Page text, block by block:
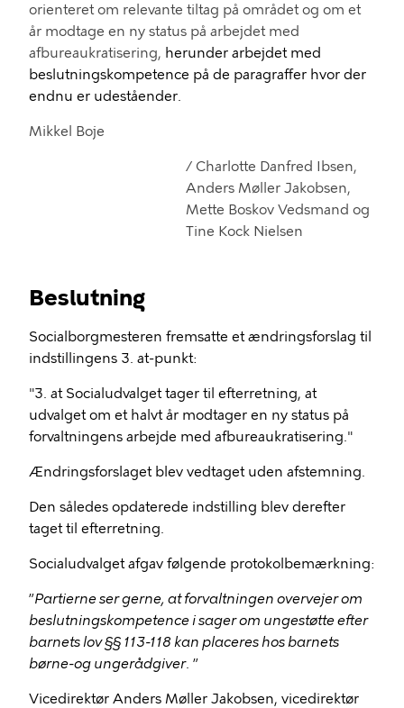
orienteretom relevante tiltag på områdetog om et
år modtage en ny status på arbejdet med
afbureaukratisering, herunder arbejdet med
beslutningskompetence på de paragraffer hvor der
endnu er udeståender.
Mikkel Boje
/ Charlotte Danfred Ibsen,
Anders Møller Jakobsen,
Mette Boskov Vedsmand og
Tine KockNielsen
Beslutning
Socialborgmesteren fremsatte et ændringsforslag til
indstillingens 3. at-punkt:
"3. at Socialudvalget tager til efterretning, at
udvalget om et halvt år modtager en ny status på
forvaltningens arbejde med afbureaukratisering."
Ændringsforslaget blev vedtaget uden afstemning.
Den således opdaterede indstilling blev derefter
taget til efterretning.
Socialudvalget afgav følgende protokolbemærkning:
”Partierne ser gerne, at forvaltningen overvejer om
beslutningskompetence i sager om ungestøtte efter
barnets lov §§ 113-118 kan placeres hos barnets
børne-og ungerådgiver. ”
Vicedirektør Anders Møller Jakobsen, vicedirektør